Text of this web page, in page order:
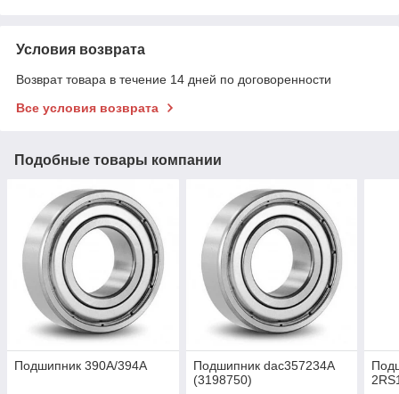
Условия возврата
Возврат товара в течение 14 дней по договоренности
Все условия возврата
Подобные товары компании
Подшипник 390A/394A
Подшипник dac357234A
(3198750)